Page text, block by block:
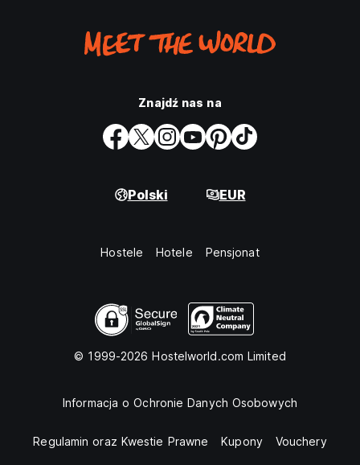
Znajdź nas na
Polski EUR
Hostele Hotele Pensjonat
© 1999-2026 Hostelworld.com Limited
Informacja o Ochronie Danych Osobowych
Regulamin oraz Kwestie Prawne Kupony Vouchery